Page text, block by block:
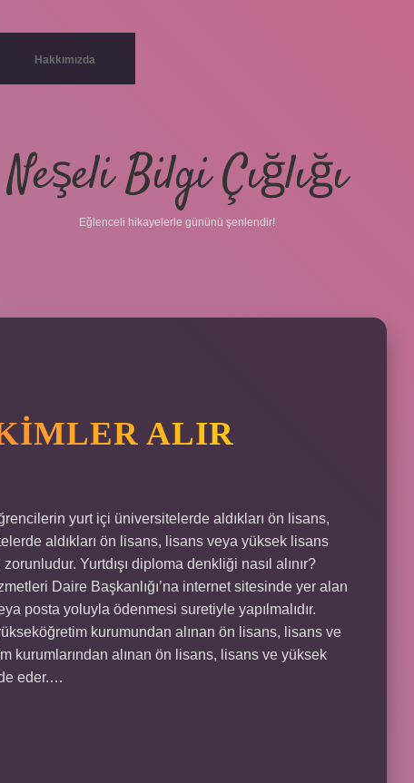
Hakkımızda
Neşeli Bilgi Çığlığı
Eğlenceli hikayelerle gününü şenlendir!
ALIR
yurt içi üniversitelerde aldıkları ön lisans,
aldıkları ön lisans, lisans veya yüksek lisans
Yurtdışı diploma denkliği nasıl alınır?
Daire Başkanlığı’na internet sitesinde yer alan
posta yoluyla ödenmesi suretiyle yapılmalıdır.
kurumundan alınan ön lisans, lisans ve
kurumlarından alınan ön lisans, lisans ve yüksek
eder.…